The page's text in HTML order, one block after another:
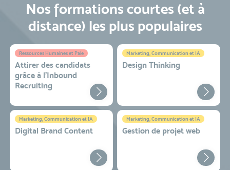
Nos formations courtes (et à
distance) les plus populaires
Ressources Humaines et Paie
Attirer des candidats
grâce à l’Inbound
Recruiting
Marketing, Communication et IA
Design Thinking
Marketing, Communication et IA
Digital Brand Content
Marketing, Communication et IA
Gestion de projet web